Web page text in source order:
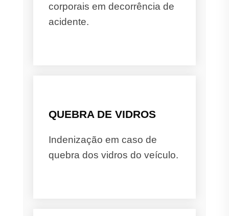
corporais em decorrência de
acidente.
QUEBRA DE VIDROS
Indenização em caso de
quebra dos vidros do veículo.